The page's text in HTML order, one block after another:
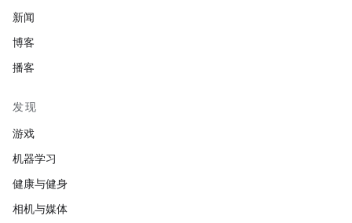
新闻
博客
播客
发现
游戏
机器学习
健康与健身
相机与媒体